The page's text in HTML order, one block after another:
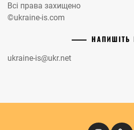
Всі права захищено
©ukraine-is.com
НАПИШІТЬ
ukraine-is@ukr.net
Instagram